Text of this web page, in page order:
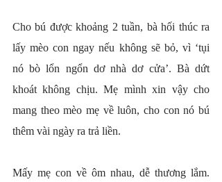
Cho bú được khoảng 2 tuần, bà hối thúc ra
lấy mèo con ngay nếu không sẽ bỏ, vì ‘tụi
nó bò lổn ngổn dơ nhà dơ cửa’. Bà dứt
khoát không chịu. Mẹ mình xin vậy cho
mang theo mèo mẹ về luôn, cho con nó bú
thêm vài ngày ra trả liền.
Mấy mẹ con về ôm nhau, dễ thương lắm.